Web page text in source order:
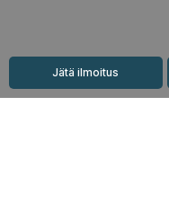
Jätä ilmoitus